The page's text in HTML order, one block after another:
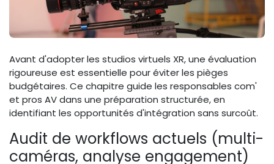
Avant d'adopter les studios virtuels XR, une évaluation
rigoureuse est essentielle pour éviter les pièges
budgétaires. Ce chapitre guide les responsables com'
et pros AV dans une préparation structurée, en
identifiant les opportunités d'intégration sans surcoût.
Audit de workflows actuels (multi-
caméras, analyse engagement)